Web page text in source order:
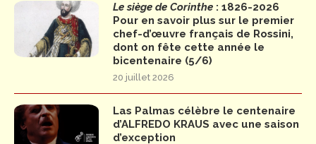
Le siège de Corinthe : 1826-2026
Pour en savoir plus sur le premier
chef-d’œuvre français de Rossini,
dont on fête cette année le
bicentenaire (5/6)
20 juillet 2026
Las Palmas célèbre le centenaire
d’ALFREDO KRAUS avec une saison
d’exception